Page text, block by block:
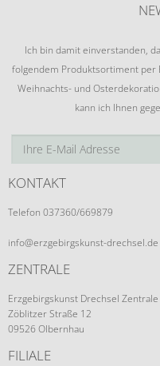
Ich bin damit einverstanden,
folgendem Produktsortiment per
Weihnachts- und
kann ich Ihnen
KONTAKT
Telefon 037360/669879
info@erzgebirgskunst-drechsel.de
ZENTRALE
Erzgebirgskunst Drechsel Zentrale
Zöblitzer Straße 12
09526 Olbernhau
FILIALE